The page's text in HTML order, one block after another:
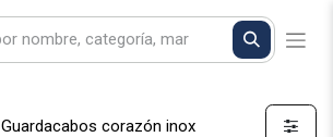
Guardacabos corazón inox